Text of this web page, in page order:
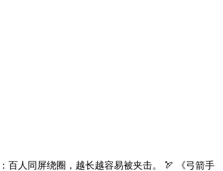
百人同屏绕圈，越长越容易被夹击。 🏹 《弓箭手